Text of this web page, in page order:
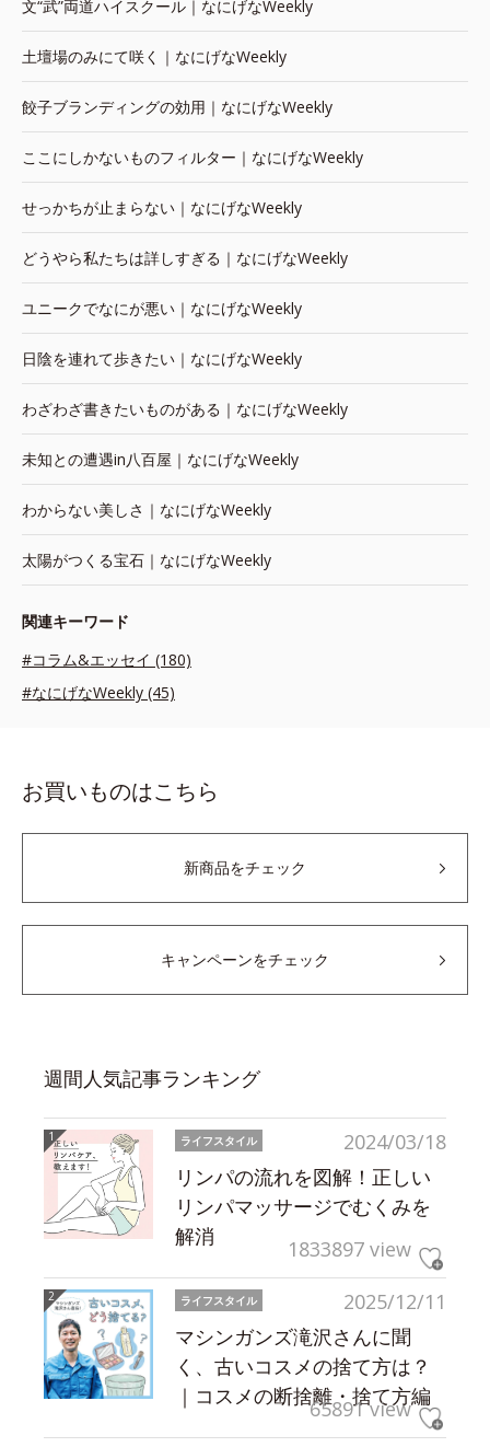
文“武”両道ハイスクール｜なにげなWeekly
土壇場のみにて咲く｜なにげなWeekly
餃子ブランディングの効用｜なにげなWeekly
ここにしかないものフィルター｜なにげなWeekly
せっかちが止まらない｜なにげなWeekly
どうやら私たちは詳しすぎる｜なにげなWeekly
ユニークでなにが悪い｜なにげなWeekly
日陰を連れて歩きたい｜なにげなWeekly
わざわざ書きたいものがある｜なにげなWeekly
未知との遭遇in八百屋｜なにげなWeekly
わからない美しさ｜なにげなWeekly
太陽がつくる宝石｜なにげなWeekly
関連キーワード
#コラム&エッセイ (180)
#なにげなWeekly (45)
お買いものはこちら
新商品をチェック
キャンペーンをチェック
週間人気記事ランキング
2024/03/18
ライフスタイル
リンパの流れを図解！正しい
リンパマッサージでむくみを
解消
1833897 view
2025/12/11
ライフスタイル
マシンガンズ滝沢さんに聞
く、古いコスメの捨て方は？
｜コスメの断捨離・捨て方編
65891 view